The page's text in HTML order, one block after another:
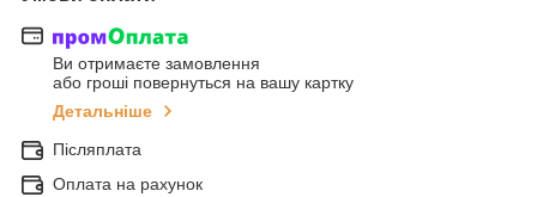
Ви отримаєте замовлення
або гроші повернуться на вашу картку
Детальніше
Післяплата
Оплата на рахунок